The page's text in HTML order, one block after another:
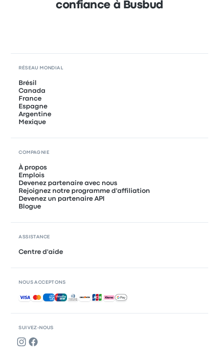
confiance à Busbud
SUIVEZ-NOUS
RÉSEAU MONDIAL
Brésil
Canada
France
Espagne
Argentine
Mexique
COMPAGNIE
À propos
Emplois
Devenez partenaire avec nous
Rejoignez notre programme d'affiliation
Devenez un partenaire API
Blogue
ASSISTANCE
Centre d'aide
NOUS ACCEPTONS
Paiements acceptés